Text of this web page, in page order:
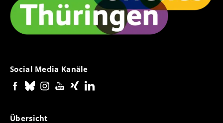
Social Media Kanäle
Übersicht